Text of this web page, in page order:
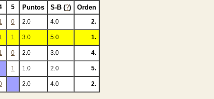
5 Puntos S-B (?) Orden
0 2.0 4.0 2.
1 3.0 5.0 1.
0 2.0 3.0 4.
1 1.0 2.0 5.
2.0 4.0 2.